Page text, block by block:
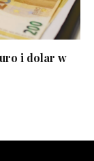
i dolar w